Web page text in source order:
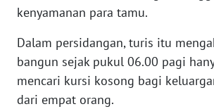
kenyamanan para tamu.
Dalam persidangan, turis itu
bangun sejak pukul 06.00 pagi
mencari kursi kosong bagi
dari empat orang.
Wahana
Regional
WN
SUMUT